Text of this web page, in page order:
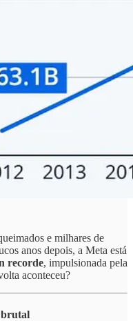
e milhares de
anos depois, a Meta está
recorde, impulsionada pela
aconteceu?
brutal